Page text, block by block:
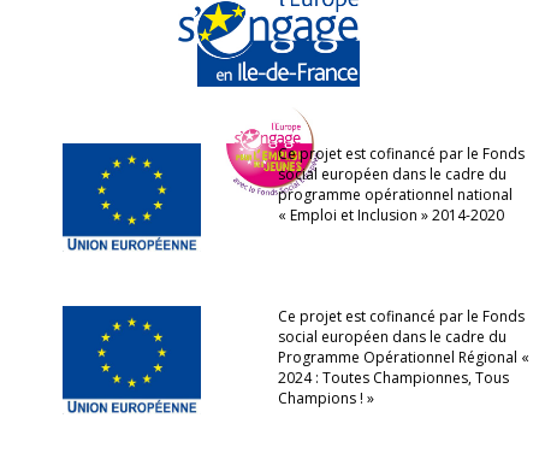
Ce projet est cofinancé par le Fonds
social européen dans le cadre du
programme opérationnel national
« Emploi et Inclusion » 2014-2020
Ce projet est cofinancé par le Fonds
social européen dans le cadre du
Programme Opérationnel Régional «
2024 : Toutes Championnes, Tous
Champions ! »